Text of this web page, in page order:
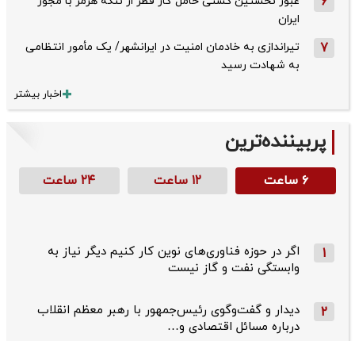
ایران
7
تیراندازی به خادمان امنیت در ایرانشهر/ یک مأمور انتظامی
به شهادت رسید
اخبار بیشتر
پربیننده‌ترین
۶ ساعت ۱۲ ساعت ۲۴ ساعت
1
اگر در حوزه فناوری‌های نوین کار کنیم دیگر نیاز به
وابستگی نفت و گاز نیست
2
دیدار و گفت‌وگوی رئیس‌جمهور با رهبر معظم انقلاب
درباره مسائل اقتصادی و…